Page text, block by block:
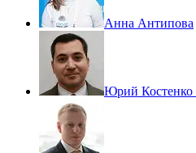
Анна Антипова
Юрий Костенко